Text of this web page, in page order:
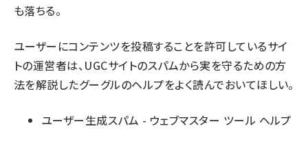
も落ちる。
ユーザーにコンテンツを投稿することを許可しているサイ
トの運営者は、UGCサイトのスパムから実を守るための方
法を解説したグーグルのヘルプをよく読んでおいてほしい。
ユーザー生成スパム - ウェブマスター ツール ヘルプ